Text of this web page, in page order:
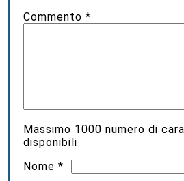
Commento*
Massimo 1000 numero di
disponibili
Nome*